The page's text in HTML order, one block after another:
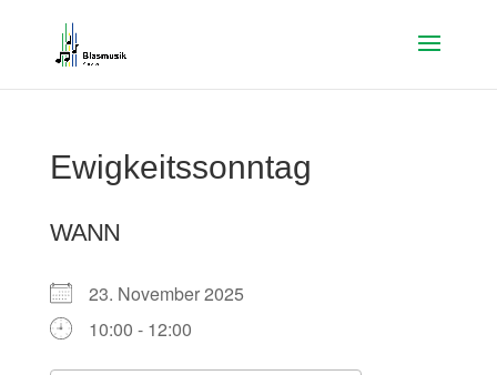
Ewigkeitssonntag
WANN
23. November 2025
10:00 - 12:00